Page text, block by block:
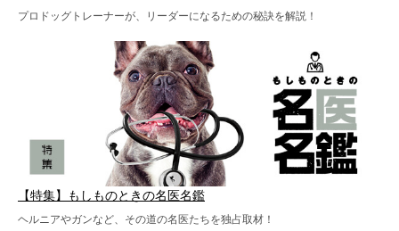
プロドッグトレーナーが、リーダーになるための秘訣を解説！
【特集】もしものときの名医名鑑
ヘルニアやガンなど、その道の名医たちを独占取材！